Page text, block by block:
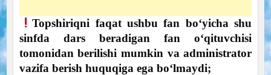
Topshiriqni faqat ushbu fan boʻyicha shu
sinfda dars beradigan fan oʻqituvchisi
tomonidan berilishi mumkin va administrator
vazifa berish huquqiga ega bo‘lmaydi;